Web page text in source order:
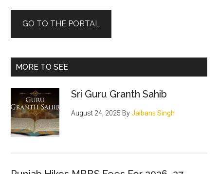
GO TO THE PORTAL
MORE TO SEE
Sri Guru Granth Sahib
August 24, 2025 ByJaibans Singh